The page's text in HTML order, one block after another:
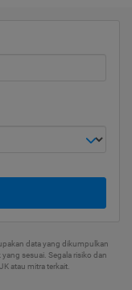
data yang dikumpulkan
sesuai. Segala risiko dan
atau mitra terkait.